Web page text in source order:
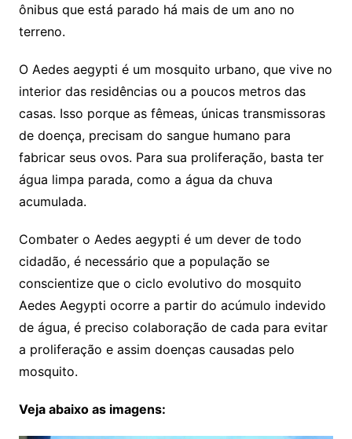
ônibus que está parado há mais de um ano no
terreno.
O Aedes aegypti é um mosquito urbano, que vive no
interior das residências ou a poucos metros das
casas. Isso porque as fêmeas, únicas transmissoras
de doença, precisam do sangue humano para
fabricar seus ovos. Para sua proliferação, basta ter
água limpa parada, como a água da chuva
acumulada.
Combater o Aedes aegypti é um dever de todo
cidadão, é necessário que a população se
conscientize que o ciclo evolutivo do mosquito
Aedes Aegypti ocorre a partir do acúmulo indevido
de água, é preciso colaboração de cada para evitar
a proliferação e assim doenças causadas pelo
mosquito.
Veja abaixo as imagens: